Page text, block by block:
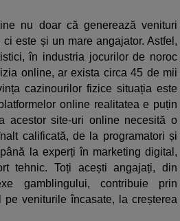
nu doar că generează venituri
este și un mare angajator. Astfel,
în industria jocurilor de noroc
online, ar exista circa 45 de mii
cazinourilor fizice situația este
online realitatea e puțin
acestor site-uri online necesită o
calificată, de la programatori și
la experți în marketing digital,
tehnic. Toți acești angajați, din
gamblingului, contribuie prin
veniturile încasate, la creșterea